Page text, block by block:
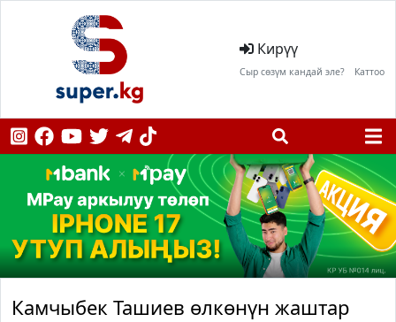
Кирүү
Сыр сөзүм кандай эле? Каттоо
Камчыбек Ташиев өлкөнүн жаштар